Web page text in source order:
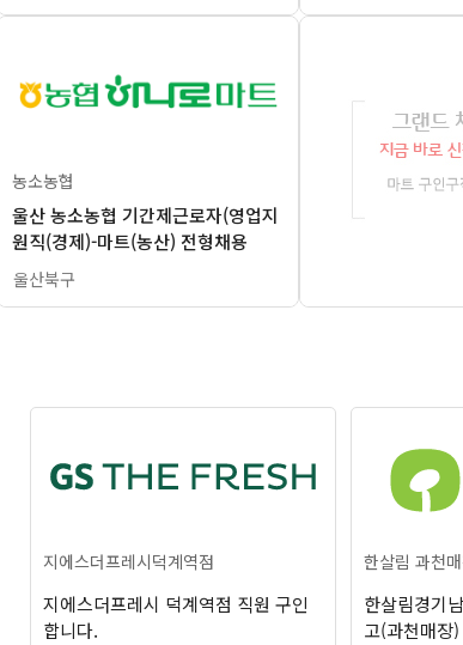
농소농협
울산 농소농협 기간제근로자(영업지
원직(경제)-마트(농산) 전형채용
울산북구
지에스더프레시덕계역점
지에스더프레시 덕계역점 직원 구인
합니다.
한살림 과천
한살림경기
고(과천매장)